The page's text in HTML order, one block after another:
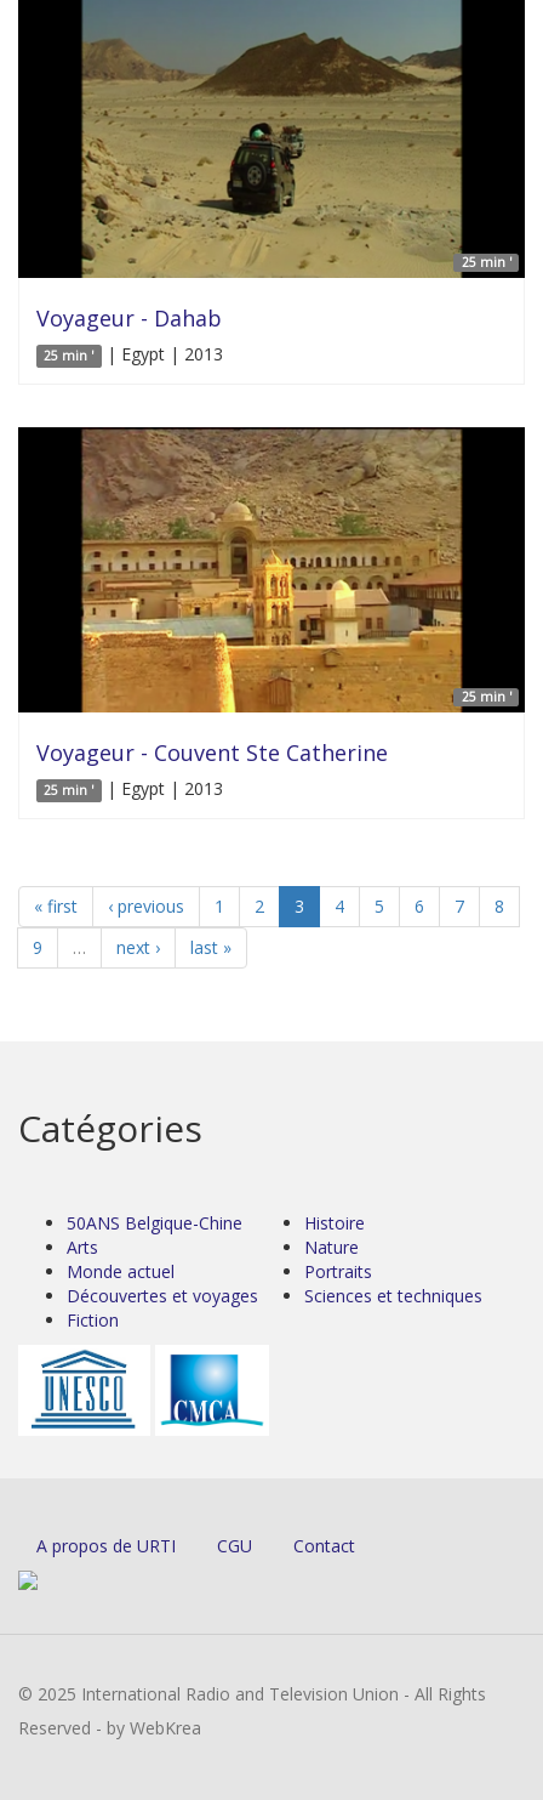
25 min '
Voyageur - Dahab
25 min ' | Egypt | 2013
25 min '
Voyageur - Couvent Ste Catherine
25 min ' | Egypt | 2013
« first ‹ previous 1 2 3 4 5 6 7
8
9
… next › last »
Catégories
50ANS Belgique-Chine
Arts
Monde actuel
Découvertes et voyages
Fiction
Histoire
Nature
Portraits
Sciences et techniques
A propos de URTI CGU Contact
© 2025 International Radio and Television Union - All Rights
Reserved - by WebKrea